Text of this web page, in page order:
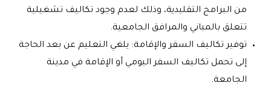
من البرامج التقليدية، وذلك لعدم وجود تكاليف تشغيلية
تتعلق بالمباني والمرافق الجامعية.
توفير تكاليف السفر والإقامة: يلغي التعليم عن بعد الحاجة
إلى تحمل تكاليف السفر اليومي أو الإقامة في مدينة
الجامعة.